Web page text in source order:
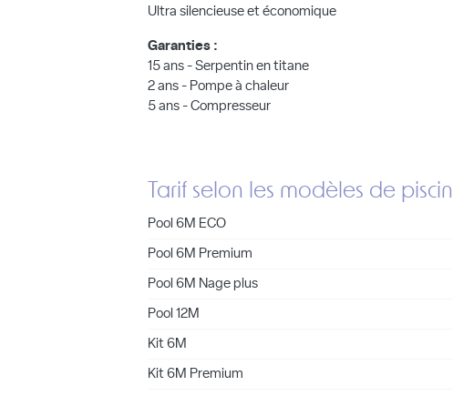
Ultra silencieuse et économique
Garanties :
15 ans - Serpentin en titane
2 ans - Pompe à chaleur
5 ans - Compresseur
Tarif selon les modèles de
Pool 6M ECO
Pool 6M Premium
Pool 6M Nage plus
Pool 12M
Kit 6M
Kit 6M Premium